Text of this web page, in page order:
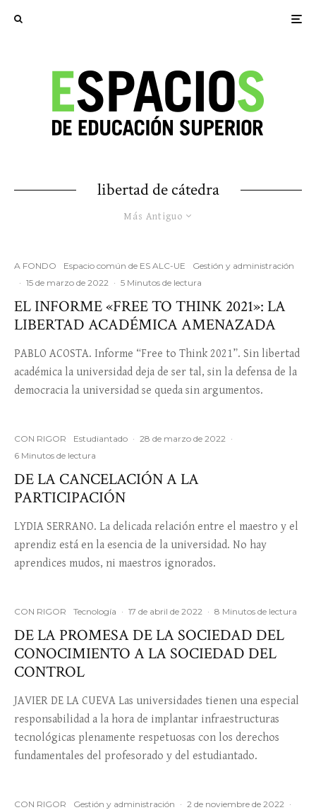
libertad de cátedra
Más Antiguo
A FONDO Espacio común de ES ALC-UE
Gestión y administración
· 15 de marzo de 2022 · 5 Minutos de lectura
EL INFORME «FREE TO THINK 2021»: LA
LIBERTAD ACADÉMICA AMENAZADA
PABLO ACOSTA. Informe “Free to Think 2021”. Sin libertad
académica la universidad deja de ser tal, sin la defensa de la
democracia la universidad se queda sin argumentos.
CON RIGOR Estudiantado · 28 de marzo de 2022 ·
6 Minutos de lectura
DE LA CANCELACIÓN A LA
PARTICIPACIÓN
LYDIA SERRANO. La delicada relación entre el maestro y el
aprendiz está en la esencia de la universidad. No hay
aprendices mudos, ni maestros ignorados.
CON RIGOR Tecnología · 17 de abril de 2022 · 8 Minutos de lectura
DE LA PROMESA DE LA SOCIEDAD DEL
CONOCIMIENTO A LA SOCIEDAD DEL
CONTROL
JAVIER DE LA CUEVA Las universidades tienen una especial
responsabilidad a la hora de implantar infraestructuras
tecnológicas plenamente respetuosas con los derechos
fundamentales del profesorado y del estudiantado.
CON RIGOR Gestión y administración · 2 de noviembre de 2022 ·